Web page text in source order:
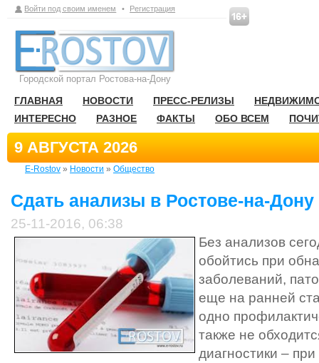
Войти под своим именем • Регистрация
Городской портал Ростова-на-Дону
ГЛАВНАЯ НОВОСТИ ПРЕСС-РЕЛИЗЫ
ИНТЕРЕСНО
РАЗНОЕ ФАКТЫ ОБО ВСЕМ
9 АВГУСТА 2026
E-Rostov » Новости » Общество
Сдать анализы в Ростове-на-Дону
25-11-2016, 06:38
Без анализов
обойтись при
заболеваний,
еще на ранней
одно
также не
диагностики –